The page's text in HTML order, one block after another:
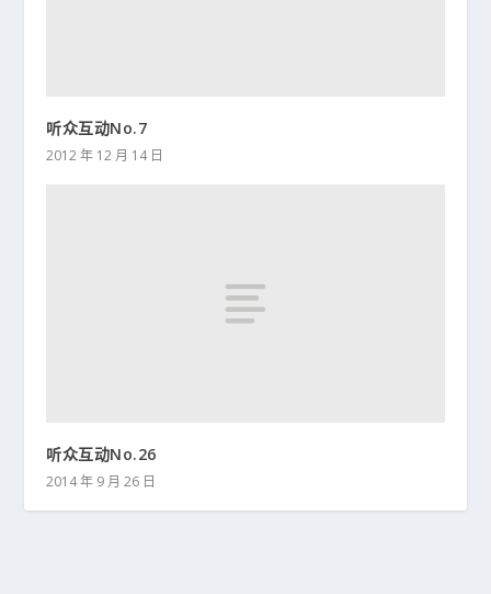
听众互动No.7
2012 年 12 月 14 日
听众互动No.26
2014 年 9 月 26 日